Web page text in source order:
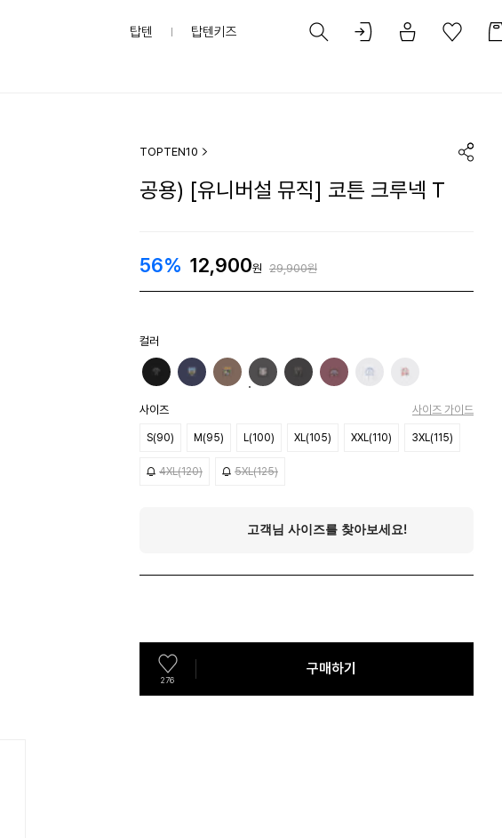
탑텐 탑텐키즈
TOPTEN10
공용) [유니버설 뮤직] 코튼 크루넥 T
56% 12,900원 29,900원
컬러
사이즈 사이즈 가이드
S(90) M(95) L(100) XL(105) XXL(110) 3XL(115)
4XL(120) 5XL(125)
276
구매하기